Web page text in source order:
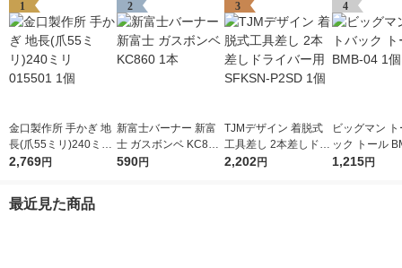
1
金口製作所 手かぎ 地
長(爪55ミリ)240ミリ
015501 1個
2,769円
2
新富士バーナー 新富
士 ガスボンベ KC860
1本
590円
3
TJMデザイン 着脱式
工具差し 2本差しドラ
イバー用 SFKSN-P2S
2,202円
4
ビッグマン
ック トール
個
1,215円
最近見た商品